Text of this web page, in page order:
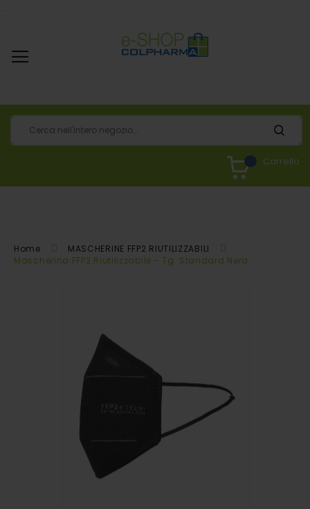
. .
Carrello
Home
MASCHERINE FFP2 RIUTILIZZABILI
Mascherina FFP2 Riutilizzabile - Tg. Standard Nera
di